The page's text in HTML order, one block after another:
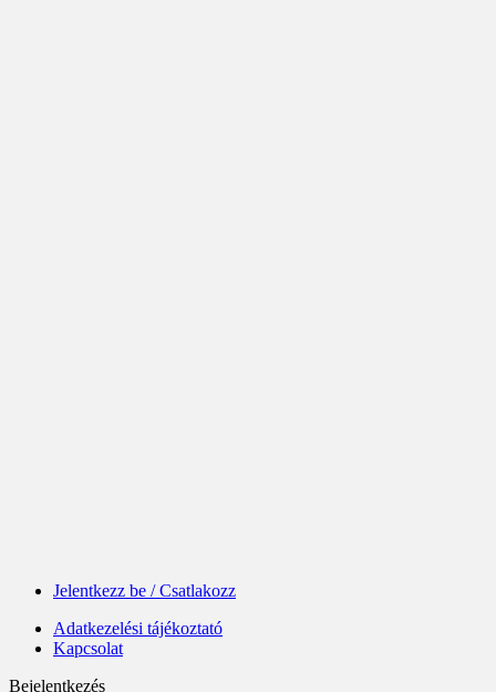
Jelentkezz be / Csatlakozz
Adatkezelési tájékoztató
Kapcsolat
Bejelentkezés